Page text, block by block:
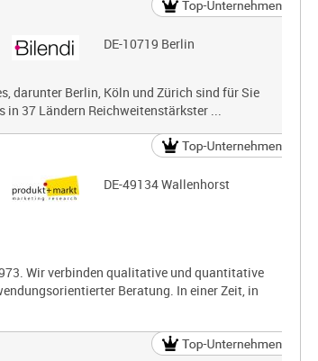
DE-10719 Berlin
darunter Berlin, Köln und Zürich sind für Sie
in 37 Ländern Reichweitenstärkster ...
DE-49134 Wallenhorst
Wir verbinden qualitative und quantitative
Beratung. In einer Zeit, in